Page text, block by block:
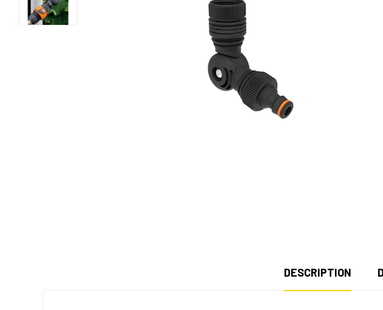
DESCRIPTION